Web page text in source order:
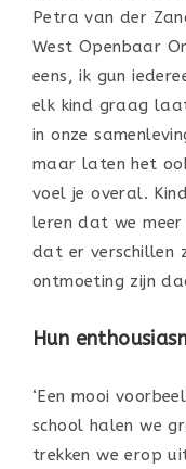
Petra van der
West Openbaar
eens, ik gun
elk kind graag
in onze
maar laten het
voel je overal.
leren dat we meer
dat er verschillen
ontmoeting zijn
Hun
‘Een mooi
school halen we
trekken we erop